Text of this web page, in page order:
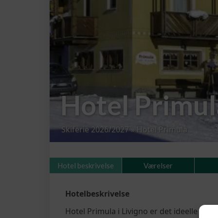
Hotel
Skiferie 2026/2027» Hotel Primula
Hotel beskrivelse Værelser
Hotelbeskrivelse
Hotel Primula i Livigno er det ideelle